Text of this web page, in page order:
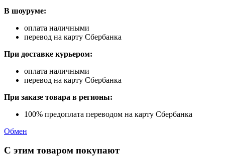
В шоуруме:
оплата наличными
перевод на карту Сбербанка
При доставке курьером:
оплата наличными
перевод на карту Сбербанка
При заказе товара в регионы:
100% предоплата переводом на карту Сбербанка
Обмен
С этим товаром покупают